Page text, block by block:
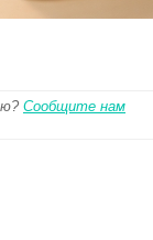
Сообщите нам